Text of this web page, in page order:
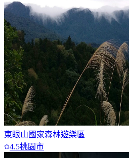
東眼山國家森林遊樂區
4.5桃園市